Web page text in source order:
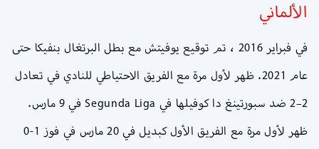
الألماني
في فبراير 2016 ، تم توقيع يوفيتش مع بطل البرتغال بنفيكا حتى
عام 2021. ظهر لأول مرة مع الفريق الاحتياطي للنادي في تعادل
2–2 ضد سبورتينغ دا كوفيلها في Segunda Liga في 9 مارس.
ظهر لأول مرة مع الفريق الأول كبديل في 20 مارس في فوز 1-0